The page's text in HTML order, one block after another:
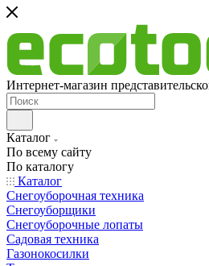
Интернет-магазин
Каталог
По всему сайту
По каталогу
Каталог
Снегоуборочная техника
Снегоуборщики
Снегоуборочные лопаты
Садовая техника
Газонокосилки